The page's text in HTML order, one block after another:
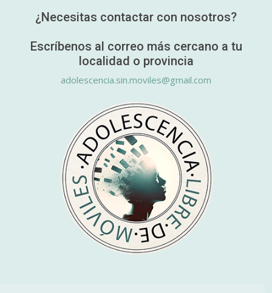
¿Necesitas contactar con nosotros?
Escríbenos al correo más cercano a tu
localidad o provincia
adolescencia.sin.moviles@gmail.com